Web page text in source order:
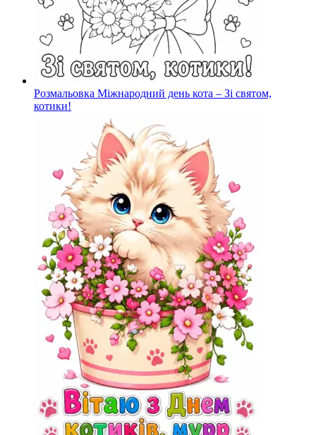
Розмальовка Міжнародний день кота – Зі святом,
котики!